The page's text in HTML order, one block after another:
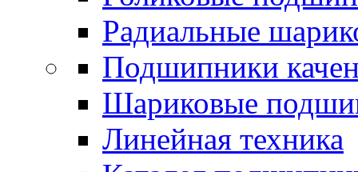
Радиальные
Подшипники
Шариковые
Линейная техника